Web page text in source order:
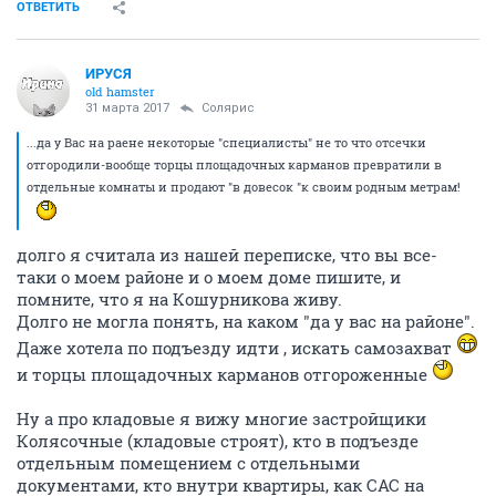
ОТВЕТИТЬ
ИРУСЯ
old hamster
31 марта 2017 Солярис
...да у Вас на раене некоторые "специалисты" не то что отсечки
отгородили-вообще торцы площадочных карманов превратили в
отдельные комнаты и продают "в довесок "к своим родным метрам!
долго я считала из нашей переписке, что вы все-
таки о моем районе и о моем доме пишите, и
помните, что я на Кошурникова живу.
Долго не могла понять, на каком "да у вас на районе".
Даже хотела по подъезду идти , искать самозахват
и торцы площадочных карманов отгороженные
Ну а про кладовые я вижу многие застройщики
Колясочные (кладовые строят), кто в подъезде
отдельным помещением с отдельными
документами, кто внутри квартиры, как САС на